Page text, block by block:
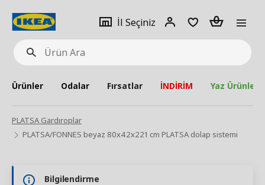
Ürün
Ara
İl Seçiniz
Giriş
Adet
Ürünler Odalar Fırsatlar İNDİRİM Yaz Ürünleri
PLATSA Gardıroplar
PLATSA/FONNES beyaz 80x42x221 cm PLATSA dolap sistemi
Bilgilendirme